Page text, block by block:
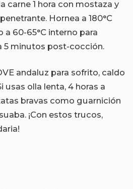
carne 1 hora con mostaza y
Hornea a 180°C
60-65°C interno para
5 minutos post-cocción.
andaluz para sofrito, caldo
usas olla lenta, 4 horas a
bravas como guarnición
¡Con estos trucos,